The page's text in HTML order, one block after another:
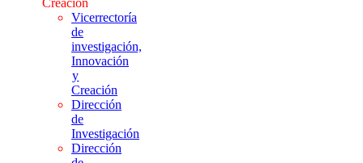
Creación
Vicerrectoría
de
investigación,
Innovación
y
Creación
Dirección
de
Investigación
Dirección